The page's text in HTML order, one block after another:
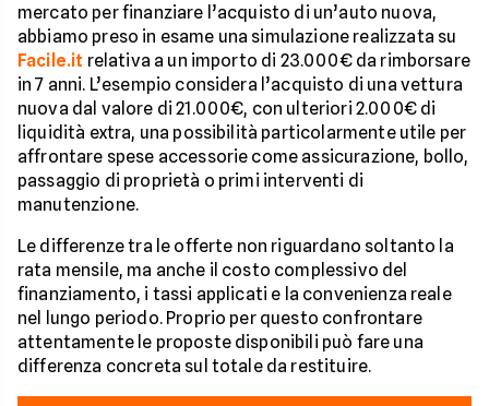
mercato per finanziare l’acquisto di un’auto nuova,
abbiamo preso in esame una simulazione realizzata su
Facile.it relativa a un importo di 23.000€ da rimborsare
in 7 anni. L’esempio considera l’acquisto di una vettura
nuova dal valore di 21.000€, con ulteriori 2.000€ di
liquidità extra, una possibilità particolarmente utile per
affrontare spese accessorie come assicurazione, bollo,
passaggio di proprietà o primi interventi di
manutenzione.
Le differenze tra le offerte non riguardano soltanto la
rata mensile, ma anche il costo complessivo del
finanziamento, i tassi applicati e la convenienza reale
nel lungo periodo. Proprio per questo confrontare
attentamente le proposte disponibili può fare una
differenza concreta sul totale da restituire.